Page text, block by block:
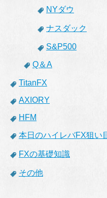
NYダウ
ナスダック
S&P500
Q＆A
TitanFX
AXIORY
HFM
本日のハイレバFX狙い
FXの基礎知識
その他